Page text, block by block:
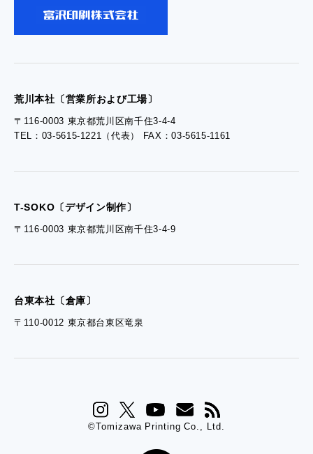
- お問い合わせ
- 採用お問い合わせ
荒川本社〔営業所および工場〕
〒116-0003 東京都荒川区南千住3-4-4
TEL：03-5615-1221（代表） FAX：03-5615-1161
T-SOKO〔デザイン制作〕
〒116-0003 東京都荒川区南千住3-4-9
台東本社〔倉庫〕
〒110-0012 東京都台東区竜泉
©Tomizawa Printing Co., Ltd.